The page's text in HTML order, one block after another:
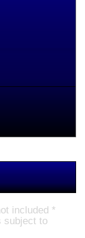
included *
subject to